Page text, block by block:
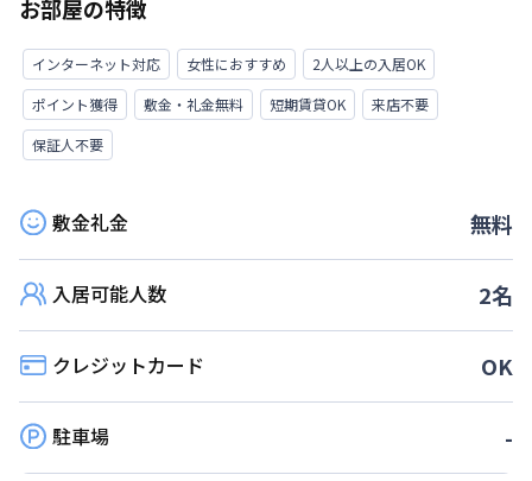
お部屋の特徴
インターネット対応 女性におすすめ
2人以上の入居OK
ポイント獲得
敷金・礼金無料 短期賃貸OK
来店不要
保証人不要
敷金礼金 無料
入居可能人数 2名
クレジットカード OK
駐車場 -